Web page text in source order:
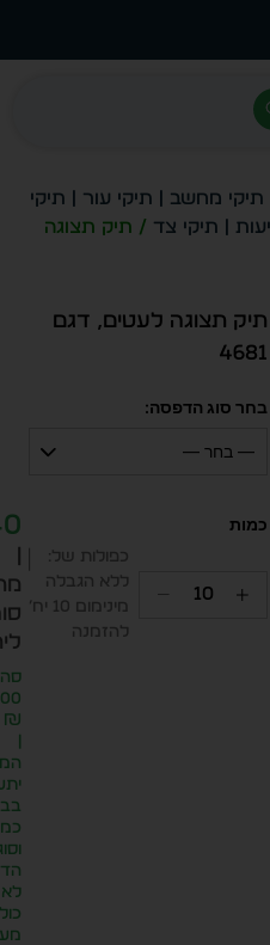
תיקי מחשב | תיקי עור | תיקי
| תיקי צד / תיק תצוגה
תיק תצוגה לעטים, דגם
4681
בחר סוג הדפסה:
— בחר —
כפולות של:
ללא הגבלה
מינימום 10 יח׳
להזמנה
₪
לא